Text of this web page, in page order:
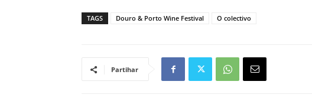
TAGS Douro & Porto Wine Festival O colectivo
Partihar